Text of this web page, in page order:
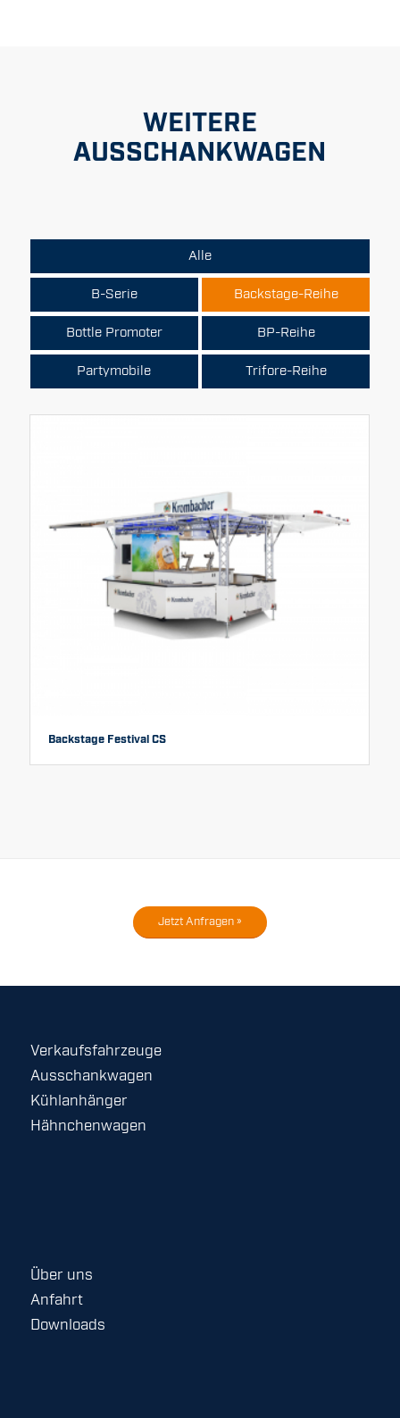
WEITERE
AUSSCHANKWAGEN
Alle
B-Serie Backstage-Reihe
Bottle Promoter BP-Reihe
Partymobile Trifore-Reihe
Backstage Festival CS
Jetzt Anfragen »
Verkaufsfahrzeuge
Ausschankwagen
Kühlanhänger
Hähnchenwagen
Über uns
Anfahrt
Downloads